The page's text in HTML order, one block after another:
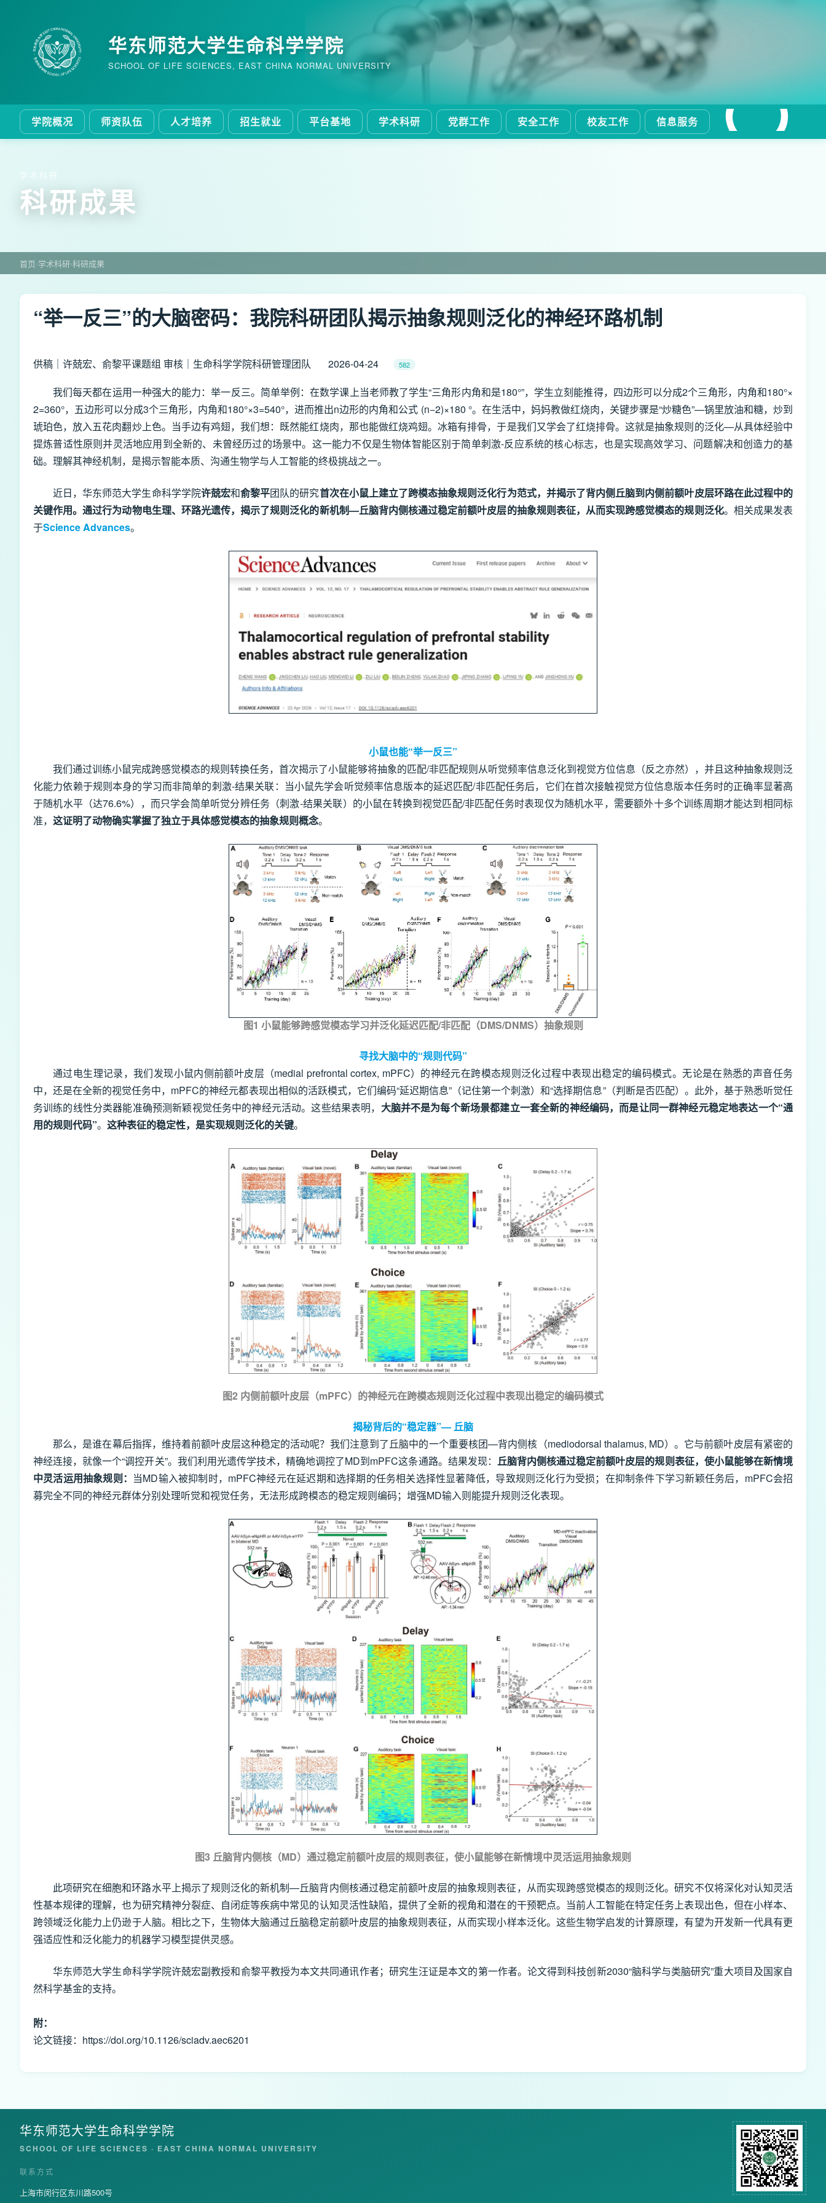
华东师范大学生命科学学院
SCHOOL OF LIFE SCIENCES, EAST CHINA NORMAL UNIVERSITY
学院概况 师资队伍 人才培养 招生就业 平台基地 学术科研 党群工作 安全工作 校友工作 信息服务
学术科研
科研成果
首页›学术科研›科研成果
“举一反三”的大脑密码：我院科研团队揭示抽象规则泛化的神经环路机制
供稿｜许兢宏、俞黎平课题组 审核｜生命科学学院科研管理团队 2026-04-24 582
我们每天都在运用一种强大的能力：举一反三。简单举例：在数学课上当老师教了学生“三角形内角和是180°”，学生立刻能推得，四边形可以分成2个三角形，内角和180°×
2=360°，五边形可以分成3个三角形，内角和180°×3=540°，进而推出n边形的内角和公式 (n−2)×180 °。在生活中，妈妈教做红烧肉，关键步骤是“炒糖色”—锅里放油和糖，炒到
琥珀色，放入五花肉翻炒上色。当手边有鸡翅，我们想：既然能红烧肉，那也能做红烧鸡翅。冰箱有排骨，于是我们又学会了红烧排骨。这就是抽象规则的泛化—从具体经验中
提炼普适性原则并灵活地应用到全新的、未曾经历过的场景中。这一能力不仅是生物体智能区别于简单刺激-反应系统的核心标志，也是实现高效学习、问题解决和创造力的基
础。理解其神经机制，是揭示智能本质、沟通生物学与人工智能的终极挑战之一。
近日，华东师范大学生命科学学院许兢宏和俞黎平团队的研究首次在小鼠上建立了跨模态抽象规则泛化行为范式，并揭示了背内侧丘脑到内侧前额叶皮层环路在此过程中的
关键作用。通过行为动物电生理、环路光遗传，揭示了规则泛化的新机制—丘脑背内侧核通过稳定前额叶皮层的抽象规则表征，从而实现跨感觉模态的规则泛化。相关成果发表
于Science Advances。
小鼠也能“举一反三”
我们通过训练小鼠完成跨感觉模态的规则转换任务，首次揭示了小鼠能够将抽象的匹配/非匹配规则从听觉频率信息泛化到视觉方位信息（反之亦然），并且这种抽象规则泛
化能力依赖于规则本身的学习而非简单的刺激-结果关联：当小鼠先学会听觉频率信息版本的延迟匹配/非匹配任务后，它们在首次接触视觉方位信息版本任务时的正确率显著高
于随机水平（达76.6%），而只学会简单听觉分辨任务（刺激-结果关联）的小鼠在转换到视觉匹配/非匹配任务时表现仅为随机水平，需要额外十多个训练周期才能达到相同标
准， 这证明了动物确实掌握了独立于具体感觉模态的抽象规则概念。
图1 小鼠能够跨感觉模态学习并泛化延迟匹配/非匹配（DMS/DNMS）抽象规则
寻找大脑中的“规则代码”
通过电生理记录，我们发现小鼠内侧前额叶皮层（medial prefrontal cortex, mPFC）的神经元在跨模态规则泛化过程中表现出稳定的编码模式。无论是在熟悉的声音任务
中，还是在全新的视觉任务中，mPFC的神经元都表现出相似的活跃模式，它们编码“延迟期信息”（记住第一个刺激）和“选择期信息”（判断是否匹配）。此外，基于熟悉听觉任
务训练的线性分类器能准确预测新颖视觉任务中的神经元活动。这些结果表明， 大脑并不是为每个新场景都建立一套全新的神经编码，而是让同一群神经元稳定地表达一个“通
用的规则代码”。 这种表征的稳定性，是实现规则泛化的关键。
图2 内侧前额叶皮层（mPFC）的神经元在跨模态规则泛化过程中表现出稳定的编码模式
揭秘背后的“稳定器”— 丘脑
那么，是谁在幕后指挥，维持着前额叶皮层这种稳定的活动呢？我们注意到了丘脑中的一个重要核团—背内侧核（mediodorsal thalamus, MD）。它与前额叶皮层有紧密的
神经连接，就像一个“调控开关”。我们利用光遗传学技术，精确地调控了MD到mPFC这条通路。结果发现： 丘脑背内侧核通过稳定前额叶皮层的规则表征，使小鼠能够在新情境
中灵活运用抽象规则： 当MD输入被抑制时，mPFC神经元在延迟期和选择期的任务相关选择性显著降低，导致规则泛化行为受损；在抑制条件下学习新颖任务后，mPFC会招
募完全不同的神经元群体分别处理听觉和视觉任务，无法形成跨模态的稳定规则编码；增强MD输入则能提升规则泛化表现。
图3 丘脑背内侧核（MD）通过稳定前额叶皮层的规则表征，使小鼠能够在新情境中灵活运用抽象规则
此项研究在细胞和环路水平上揭示了规则泛化的新机制—丘脑背内侧核通过稳定前额叶皮层的抽象规则表征，从而实现跨感觉模态的规则泛化。研究不仅将深化对认知灵活
性基本规律的理解，也为研究精神分裂症、自闭症等疾病中常见的认知灵活性缺陷，提供了全新的视角和潜在的干预靶点。当前人工智能在特定任务上表现出色，但在小样本、
跨领域泛化能力上仍逊于人脑。相比之下，生物体大脑通过丘脑稳定前额叶皮层的抽象规则表征，从而实现小样本泛化。这些生物学启发的计算原理，有望为开发新一代具有更
强适应性和泛化能力的机器学习模型提供灵感。
华东师范大学生命科学学院许兢宏副教授和俞黎平教授为本文共同通讯作者；研究生汪证是本文的第一作者。论文得到科技创新2030“脑科学与类脑研究”重大项目及国家自
然科学基金的支持。
附：
论文链接： https://doi.org/10.1126/sciadv.aec6201
华东师范大学生命科学学院
SCHOOL OF LIFE SCIENCES · EAST CHINA NORMAL UNIVERSITY
联系方式
上海市闵行区东川路500号